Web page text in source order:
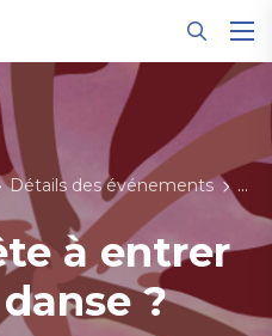
Détails des événements
à entrer
?